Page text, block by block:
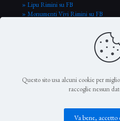
» Lipu Rimini su FB
» Monumenti Vivi Rimini su FB
© Arianna
Questo sito usa alcuni cookie per
raccoglie nessun
Va bene, accetto